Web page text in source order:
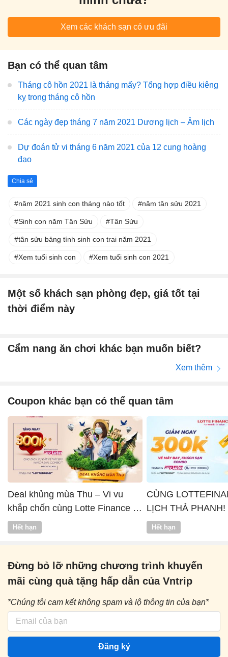
Xem các khách sạn có ưu đãi
Bạn có thể quan tâm
Tháng cô hồn 2021 là tháng mấy? Tổng hợp điều kiêng
kỵ trong tháng cô hồn
Các ngày đẹp tháng 7 năm 2021 Dương lịch – Âm lịch
Dự đoán tử vi tháng 6 năm 2021 của 12 cung hoàng
đạo
Chia sẻ
năm 2021 sinh con tháng nào tốt năm tân sửu 2021
Sinh con năm Tân Sửu Tân Sửu
tân sửu bảng tính sinh con trai năm 2021
Xem tuổi sinh con Xem tuổi sinh con 2021
Một số khách sạn phòng đẹp, giá tốt tại
thời điểm này
Cẩm nang ăn chơi khác bạn muốn biết?
Xem thêm
Coupon khác bạn có thể quan tâm
Deal khủng mùa Thu – Vi vu
khắp chốn cùng Lotte Finance x
Vntrip
Hết hạn
CÙNG
LỊCH THẢ PHANH!
Hết hạn
Đừng bỏ lỡ những chương trình khuyến
mãi cùng quà tặng hấp dẫn của Vntrip
*Chúng tôi cam kết không spam và lộ thông tin của bạn*
Đăng ký